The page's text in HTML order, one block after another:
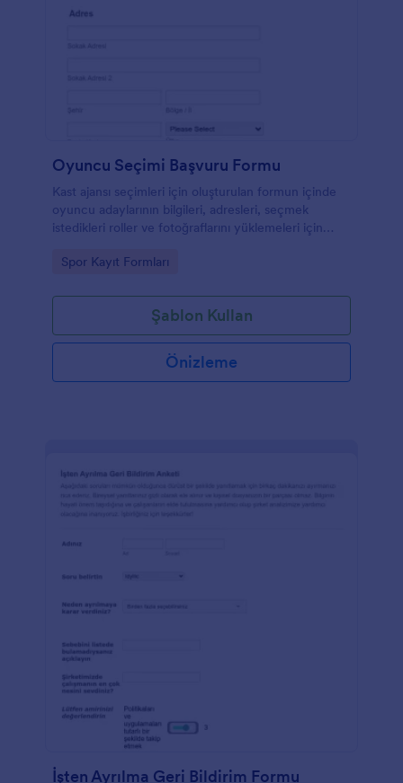
Oyuncu Seçimi Başvuru Formu
Kast ajansı seçimleri için oluşturulan formun içinde
oyuncu adaylarının bilgileri, adresleri, seçmek
istedikleri roller ve fotoğraflarını yüklemeleri için
Go to Category:
Spor Kayıt Formları
Şablon Kullan
Önizleme
İşten Ayrılma Geri Bildirim Formu